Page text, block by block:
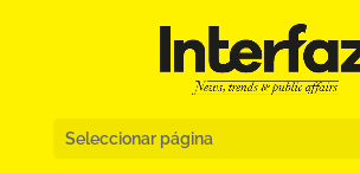
Seleccionar página